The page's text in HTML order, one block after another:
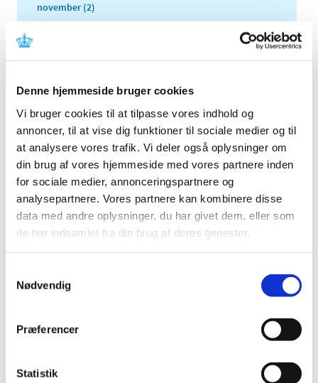
Denne hjemmeside bruger cookies
Vi bruger cookies til at tilpasse vores indhold og
annoncer, til at vise dig funktioner til sociale medier og til
at analysere vores trafik. Vi deler også oplysninger om
din brug af vores hjemmeside med vores partnere inden
for sociale medier, annonceringspartnere og
analysepartnere. Vores partnere kan kombinere disse
data med andre oplysninger, du har givet dem, eller som
de har indsamlet fra din brug af deres tjenester.
Nødvendig
Præferencer
Statistik
november (2)
oktober (2)
juni (2)
marts (2)
februar (2)
januar (2)
2023 (21)
2022 (11)
2021 (38)
2020 (19)
2019 (44)
2018 (46)
2016 (48)
2014 (44)
2012 (44)